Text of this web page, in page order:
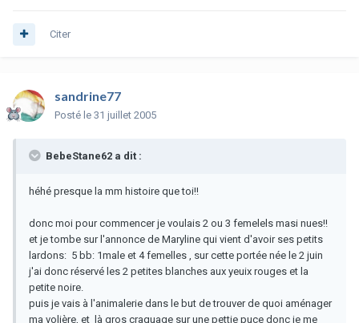
Citer
sandrine77
Posté le 31 juillet 2005
BebeStane62 a dit :
héhé presque la mm histoire que toi!!
donc moi pour commencer je voulais 2 ou 3 femelels masi nues!!
et je tombe sur l'annonce de Maryline qui vient d'avoir ses petits
lardons: 5 bb: 1male et 4 femelles , sur cette portée née le 2 juin
j'ai donc réservé les 2 petites blanches aux yeuix rouges et la
petite noire.
puis je vais à l'animalerie dans le but de trouver de quoi aménager
ma volière, et là gros craquage sur une pettie puce donc je me